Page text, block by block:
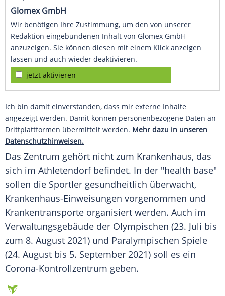
Glomex GmbH
Wir benötigen Ihre Zustimmung, um den von unserer
Redaktion eingebundenen Inhalt von Glomex GmbH
anzuzeigen. Sie können diesen mit einem Klick anzeigen
lassen und auch wieder deaktivieren.
jetzt aktivieren
Ich bin damit einverstanden, dass mir externe Inhalte
angezeigt werden. Damit können personenbezogene Daten an
Drittplattformen übermittelt werden. Mehr dazu in unseren
Datenschutzhinweisen.
Das Zentrum gehört nicht zum Krankenhaus, das
sich im Athletendorfbefindet. In der "health base"
sollen die Sportler gesundheitlich überwacht,
Krankenhaus-Einweisungen vorgenommen und
Krankentransporte organisiert werden. Auch im
Verwaltungsgebäude der Olympischen (23. Juli bis
zum 8. August 2021) und Paralympischen Spiele
(24. August bis 5. September 2021) soll es ein
Corona-Kontrollzentrum geben.